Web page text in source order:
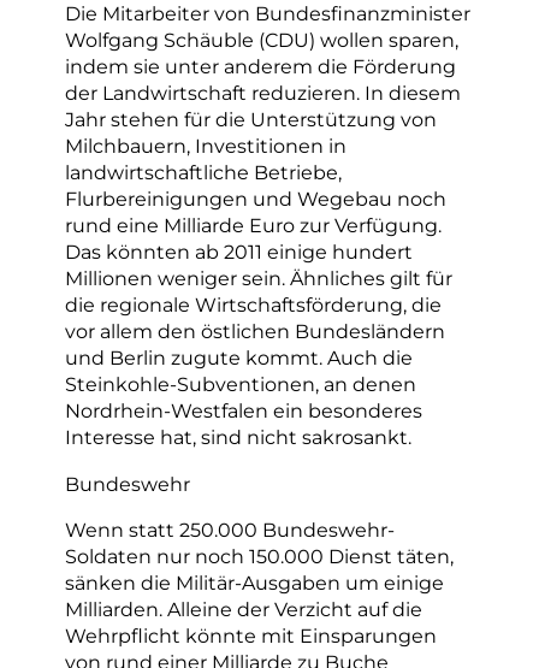
Die Mitarbeiter von Bundesfinanzminister
Wolfgang Schäuble (CDU) wollen sparen,
indem sie unter anderem die Förderung
der Landwirtschaft reduzieren. In diesem
Jahr stehen für die Unterstützung von
Milchbauern, Investitionen in
landwirtschaftliche Betriebe,
Flurbereinigungen und Wegebau noch
rund eine Milliarde Euro zur Verfügung.
Das könnten ab 2011 einige hundert
Millionen weniger sein. Ähnliches gilt für
die regionale Wirtschaftsförderung, die
vor allem den östlichen Bundesländern
und Berlin zugute kommt. Auch die
Steinkohle-Subventionen, an denen
Nordrhein-Westfalen ein besonderes
Interesse hat, sind nicht sakrosankt.
Bundeswehr
Wenn statt 250.000 Bundeswehr-
Soldaten nur noch 150.000 Dienst täten,
sänken die Militär-Ausgaben um einige
Milliarden. Alleine der Verzicht auf die
Wehrpflicht könnte mit Einsparungen
von rund einer Milliarde zu Buche